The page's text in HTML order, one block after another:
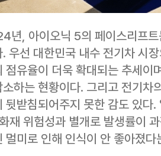
년, 아이오닉 5의 페이스리프
우선 대한민국 내수 전기차 시
점유율이 더욱 확대되는 추세이
하는 현황이다. 그리고 전기차
뒷받침되어주지 못한 감도 있다
재 위험성과 별개로 발생률이
멀미로 인해 인식이 안 좋아졌다